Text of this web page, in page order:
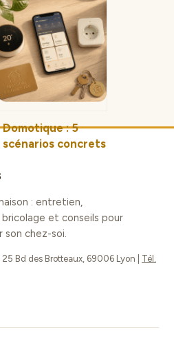
casser : 3 réflexes
d’étanchéité et les
astuces pour
moderniser à
moindre coût
Domotique : 5
scénarios concrets
factures: entretien,
et conseils pour
son chez-soi.
25 Bd des Brotteaux, 69006 Lyon
Tél.